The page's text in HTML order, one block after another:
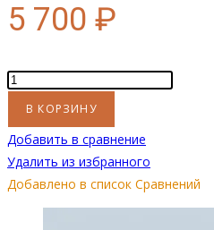
5 700 ₽
Количество
товара
Декоративное
стекло
(стемалит)
для
биокамина
В КОРЗИНУ
Добавить в сравнение
Удалить из избранного
Добавлено в список Сравнений